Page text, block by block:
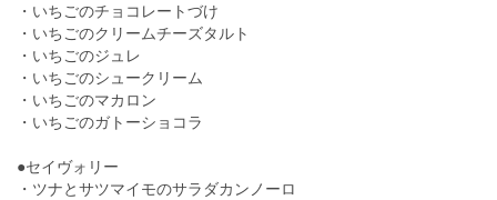
・いちごのチョコレートづけ
・いちごのクリームチーズタルト
・いちごのジュレ
・いちごのシュークリーム
・いちごのマカロン
・いちごのガトーショコラ
●セイヴォリー
・ツナとサツマイモのサラダカンノーロ